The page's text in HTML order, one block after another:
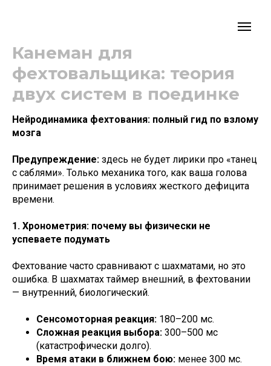
Канеман для
фехтовальщика: теория
двух систем в поединке
Нейродинамика фехтования: полный гид по взлому
мозга
Предупреждение: здесь не будет лирики про «танец
с саблями». Только механика того, как ваша голова
принимает решения в условиях жесткого дефицита
времени.
1. Хронометрия: почему вы физически не
успеваете подумать
Фехтование часто сравнивают с шахматами, но это
ошибка. В шахматах таймер внешний, в фехтовании
— внутренний, биологический.
Сенсомоторная реакция: 180–200 мс.
Сложная реакция выбора: 300–500 мс
(катастрофически долго).
Время атаки в ближнем бою: менее 300 мс.